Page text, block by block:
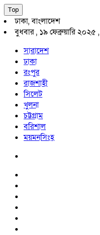
Top
ঢাকা, বাংলাদেশ
বুধবার , ১৯ ফেব্রুয়ারি ২০২৫ ,
সারাদেশ
ঢাকা
রংপুর
রাজশাহী
সিলেট
খুলনা
চট্টগ্রাম
বরিশাল
ময়মনসিংহ